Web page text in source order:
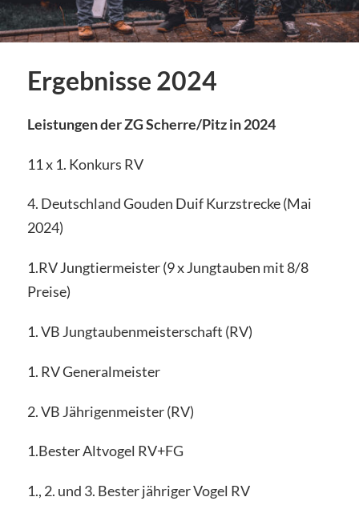
Ergebnisse 2024
Leistungen der ZG Scherre/Pitz in 2024
11 x 1. Konkurs RV
4. Deutschland Gouden Duif Kurzstrecke (Mai
2024)
1.RV Jungtiermeister (9 x Jungtauben mit 8/8
Preise)
1. VB Jungtaubenmeisterschaft (RV)
1. RV Generalmeister
2. VB Jährigenmeister (RV)
1.Bester Altvogel RV+FG
1., 2. und 3. Bester jähriger Vogel RV